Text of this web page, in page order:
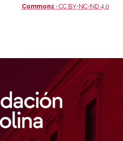
Commons · CC BY-NC-ND 4.0